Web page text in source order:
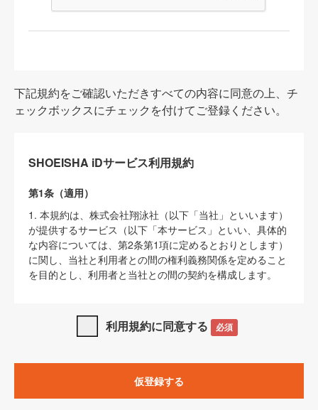
下記規約をご確認いただきすべての内容に同意の上、チ
ェックボックスにチェックを付けてご登録ください。
SHOEISHA iDサービス利用規約
第1条（適用）
1. 本規約は、株式会社翔泳社（以下「当社」といいます）
が提供するサービス（以下「本サービス」といい、具体的
な内容については、第2条第1項に定めるとおりとします）
に関し、当社と利用者との間の権利義務関係を定めること
を目的とし、利用者と当社との間の契約を構成します。
SHOEISHA iDプライバシーポリシー」及び「
サイト上でのデータの利用について（Cookieポリシー）
3. 本規約の内容と、前項に記載する定めその他当社が定め
利用規約に同意する 必須
仮登録する